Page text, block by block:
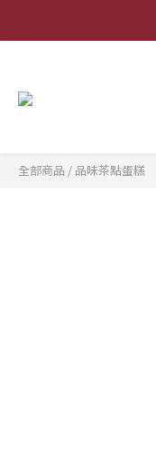
全部商品 / 品味茶點蛋糕